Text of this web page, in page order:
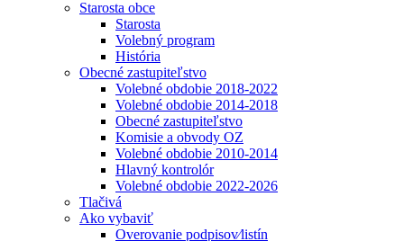
Starosta obce
Starosta
Volebný program
História
Obecné zastupiteľstvo
Volebné obdobie 2018-2022
Volebné obdobie 2014-2018
Obecné zastupiteľstvo
Komisie a obvody OZ
Volebné obdobie 2010-2014
Hlavný kontrolór
Volebné obdobie 2022-2026
Tlačivá
Ako vybaviť
Overovanie podpisov⁄listín